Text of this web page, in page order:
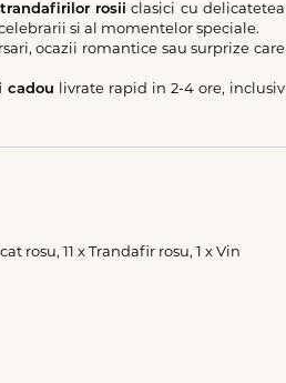
trandafirilor rosii clasici cu delicatetea
si al momentelor speciale.
ocazii romantice sau surprize care
cadou
livrate rapid in 2-4 ore, inclusiv
rosu, 11 x Trandafir rosu, 1 x Vin